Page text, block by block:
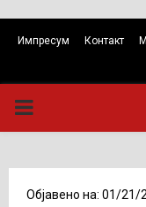
Импресум Контакт
PRIMARY
Објавено на: 01/21/